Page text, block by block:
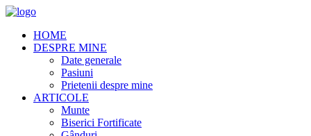
HOME
DESPRE MINE
Date generale
Pasiuni
Prietenii despre mine
ARTICOLE
Munte
Biserici Fortificate